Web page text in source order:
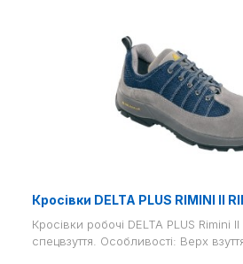
Кросівки DELTA PLUS RIMINI II
Кросівки робочі DELTA PLUS Rimini
спецвзуття. Особливості: Верх